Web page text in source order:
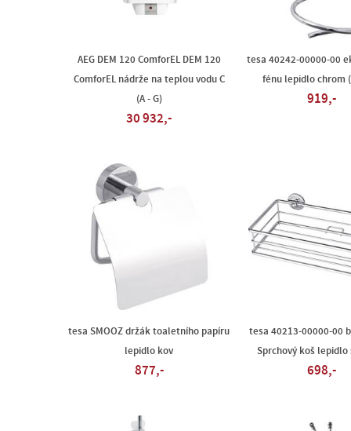
AEG DEM 120 ComforEL DEM 120
ComforEL nádrže na teplou vodu C
(A - G)
30 932,-
tesa 40242-00000-00
fénu lepidlo chrom
919,-
tesa SMOOZ držák toaletního papíru
lepidlo kov
877,-
tesa 40213-00000-00
Sprchový koš
698,-